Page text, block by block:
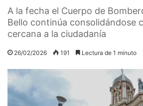
A la fecha el Cuerpo de
Bello continúa consolidándose
cercana a la ciudadanía
26/02/2026 191 Lectura de 1 minuto